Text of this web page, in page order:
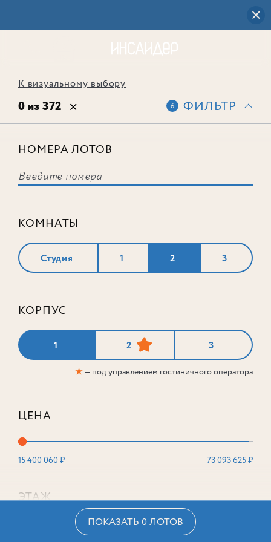
К визуальному выбору
0 из 372 6 ФИЛЬТР
НОМЕРА ЛОТОВ
КОМНАТЫ
Студия 1 2 3
КОРПУС
1 2 3
★— под управлением гостиничного оператора
ЦЕНА
15 400 060 ₽ 73 093 625 ₽
ЭТАЖ
ПОКАЗАТЬ 0 ЛОТОВ
соответствует ни одного лота